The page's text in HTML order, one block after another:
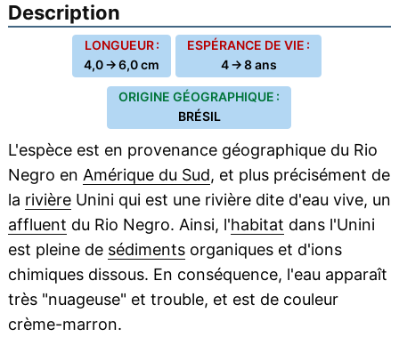
Description
LONGUEUR :
4,0 → 6,0 cm
ESPÉRANCE DE VIE :
4 → 8 ans
ORIGINE GÉOGRAPHIQUE :
BRÉSIL
L'espèce est en provenance géographique du Rio
Negro en Amérique du Sud, et plus précisément de
la rivièreUnini qui est une rivière dite d'eau vive, un
affluent du Rio Negro. Ainsi, l'habitat dans l'Unini
est pleine de sédimentsorganiques et d'ions
chimiques dissous. En conséquence, l'eau apparaît
très "nuageuse" et trouble, et est de couleur
crème-marron.